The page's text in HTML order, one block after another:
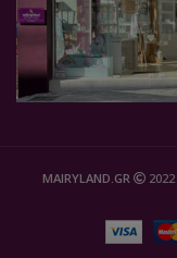
MAIRYLAND.GR 2022